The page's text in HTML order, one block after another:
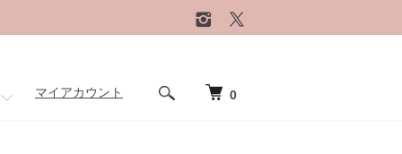
マイアカウント 0